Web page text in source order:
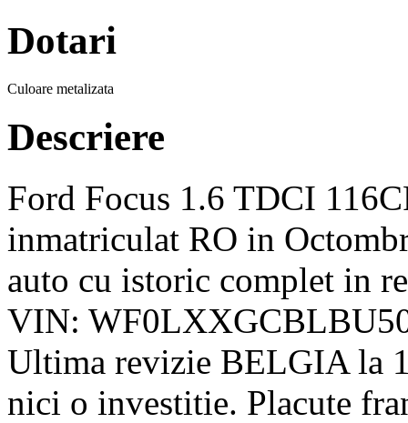
Dotari
Culoare metalizata
Descriere
Ford Focus 1.6 TDCI
inmatriculat RO in
auto cu istoric complet in
VIN:
Ultima revizie BELGIA la
nici o investitie. Placute